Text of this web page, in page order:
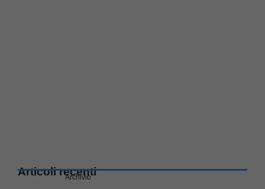
Articoli recenti
Archivio